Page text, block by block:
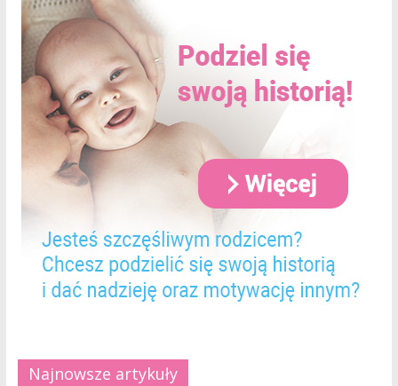
Najnowsze artykuły